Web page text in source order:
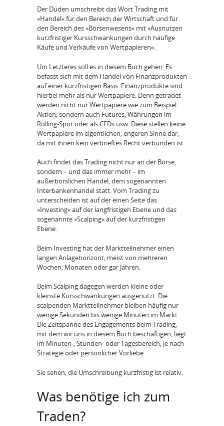
Der Duden umschreibt das Wort Trading mit
»Handel« für den Bereich der Wirtschaft und für
den Bereich des »Börsenwesens« mit »Ausnutzen
kurzfristiger Kursschwankungen durch häufige
Käufe und Verkäufe von Wertpapieren«.
Um Letzteres soll es in diesem Buch gehen. Es
befasst sich mit dem Handel von Finanzprodukten
auf einer kurzfristigen Basis. Finanzprodukte sind
hierbei mehr als nur Wertpapiere. Denn getradet
werden nicht nur Wertpapiere wie zum Beispiel
Aktien, sondern auch Futures, Währungen im
Rolling-Spot oder als CFDs usw. Diese stellen keine
Wertpapiere im eigentlichen, engeren Sinne dar,
da mit ihnen kein verbrieftes Recht verbunden ist.
Auch findet das Trading nicht nur an der Börse,
sondern – und das immer mehr – im
außerbörslichen Handel, dem sogenannten
Interbankenhandel statt. Vom Trading zu
unterscheiden ist auf der einen Seite das
»Investing« auf der langfristigen Ebene und das
sogenannte »Scalping« auf der kurzfristigen
Ebene.
Beim Investing hat der Marktteilnehmer einen
langen Anlagehorizont, meist von mehreren
Wochen, Monaten oder gar Jahren.
Beim Scalping dagegen werden kleine oder
kleinste Kursschwankungen ausgenutzt. Die
scalpenden Marktteilnehmer bleiben häufig nur
wenige Sekunden bis wenige Minuten im Markt.
Die Zeitspanne des Engagements beim Trading,
mit dem wir uns in diesem Buch beschäftigen, liegt
im Minuten-, Stunden- oder Tagesbereich, je nach
Strategie oder persönlicher Vorliebe.
Sie sehen, die Umschreibung kurzfristig ist relativ.
Was benötige ich zum
Traden?